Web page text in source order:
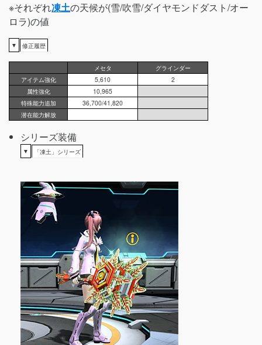
※それぞれ凍土の天候が(雪/吹雪/ダイヤモンドダスト/オー
ロラ)の値
▼ 修正履歴
メセタ
グラインダー
アイテム強化
5,610
2
属性強化
10,965
特殊能力追加
36,700/41,820
潜在能力解放
シリーズ装備
▼ 「凍土」シリーズ